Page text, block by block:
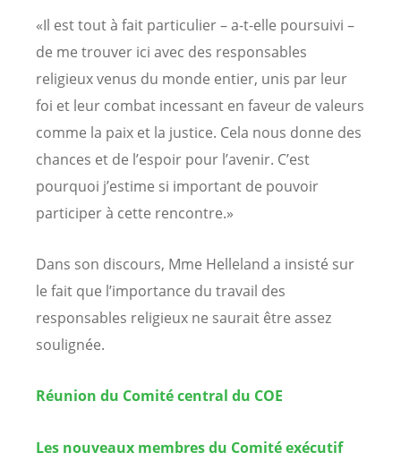
«Il est tout à fait particulier – a-t-elle poursuivi –
de me trouver ici avec des responsables
religieux venus du monde entier, unis par leur
foi et leur combat incessant en faveur de valeurs
comme la paix et la justice. Cela nous donne des
chances et de l’espoir pour l’avenir. C’est
pourquoi j’estime si important de pouvoir
participer à cette rencontre.»
Dans son discours, Mme Helleland a insisté sur
le fait que l’importance du travail des
responsables religieux ne saurait être assez
soulignée.
Réunion du Comité central du COE
Les nouveaux membres du Comité exécutif